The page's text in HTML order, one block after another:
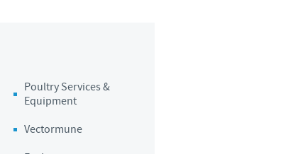
Poultry Services &
Equipment
Vectormune